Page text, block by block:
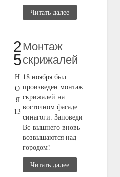
Читать далее
2
5
Н
О
Я
13
Монтаж
скрижалей
18 ноября был
произведен монтаж
скрижалей на
восточном фасаде
синагоги. Заповеди
Вс-вышнего вновь
возвышаются над
городом!
Читать далее